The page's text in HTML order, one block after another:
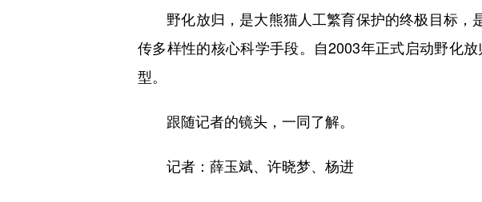
野化放归，是大熊猫人工繁育保护的终极目标，
传多样性的核心科学手段。自2003年正式启动野化
型。
跟随记者的镜头，一同了解。
记者：薛玉斌、许晓梦、杨进